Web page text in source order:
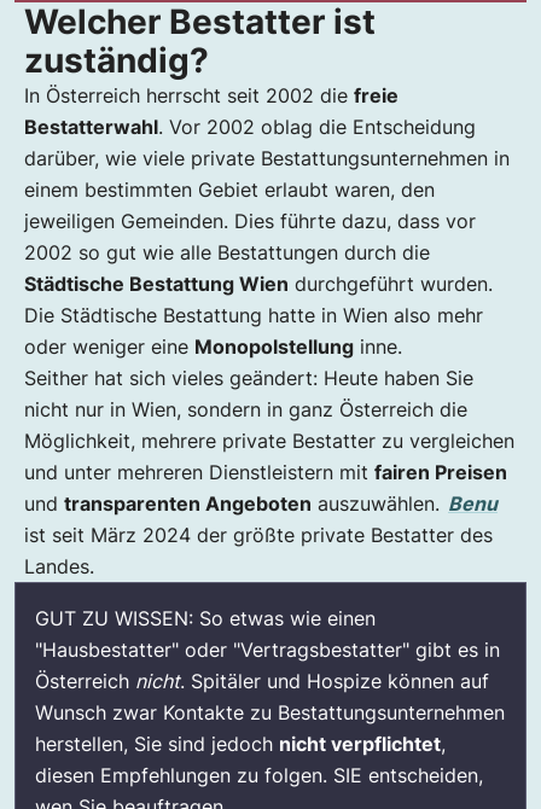
Welcher Bestatter ist
zuständig?
In Österreich herrscht seit 2002 die freie
Bestatterwahl. Vor 2002 oblag die Entscheidung
darüber, wie viele private Bestattungsunternehmen in
einem bestimmten Gebiet erlaubt waren, den
jeweiligen Gemeinden. Dies führte dazu, dass vor
2002 so gut wie alle Bestattungen durch die
Städtische Bestattung Wien durchgeführt wurden.
Die Städtische Bestattung hatte in Wien also mehr
oder weniger eine Monopolstellung inne.
Seither hat sich vieles geändert: Heute haben Sie
nicht nur in Wien, sondern in ganz Österreich die
Möglichkeit, mehrere private Bestatter zu vergleichen
und unter mehreren Dienstleistern mit fairen Preisen
und transparenten Angeboten auszuwählen. Benu
ist seit März 2024 der größte private Bestatter des
Landes.
GUT ZU WISSEN: So etwas wie einen
"Hausbestatter" oder "Vertragsbestatter" gibt es in
Österreich nicht. Spitäler und Hospize können auf
Wunsch zwar Kontakte zu Bestattungsunternehmen
herstellen, Sie sind jedoch nicht verpflichtet,
diesen Empfehlungen zu folgen. SIE entscheiden,